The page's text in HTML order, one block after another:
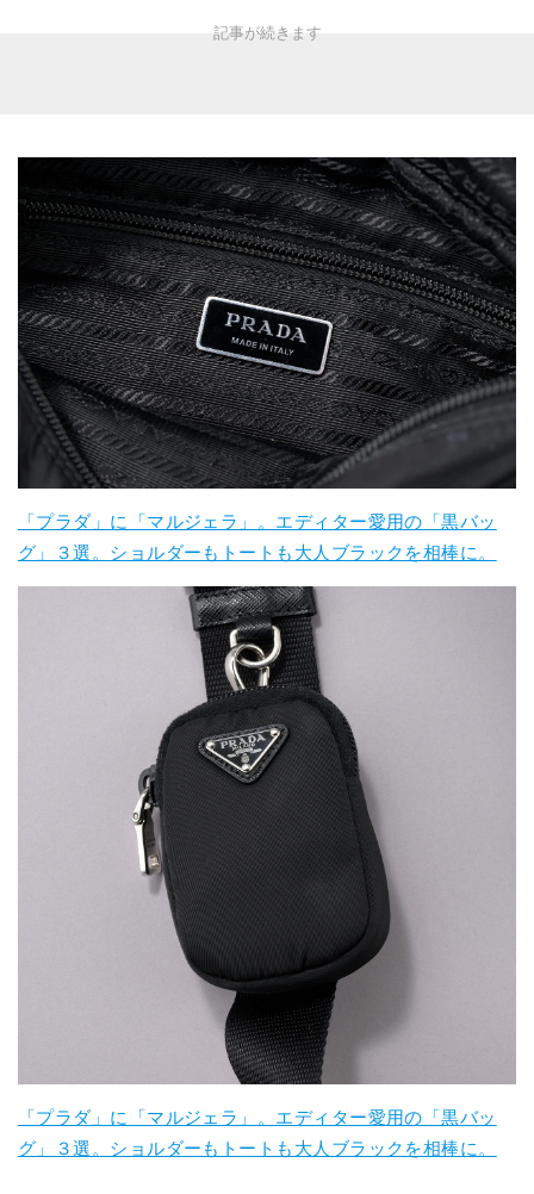
「プラダ」に「マルジェラ」。エディター愛用の「黒バッ
グ」３選。ショルダーもトートも大人ブラックを相棒に。
「プラダ」に「マルジェラ」。エディター愛用の「黒バッ
グ」３選。ショルダーもトートも大人ブラックを相棒に。